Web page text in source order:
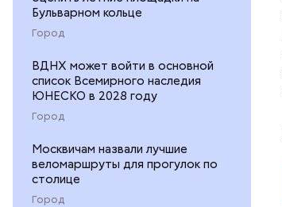
Бульварном кольце
Город
ВДНХ может войти в основной
список Всемирного наследия
ЮНЕСКО в 2028 году
Город
Москвичам назвали лучшие
веломаршруты для прогулок по
столице
Город